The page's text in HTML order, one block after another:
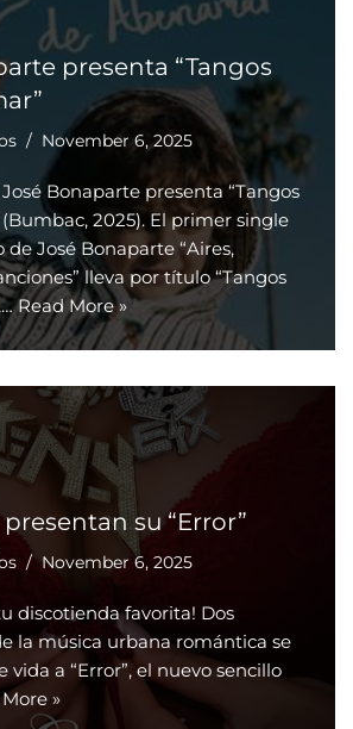
presenta “Tangos
November 6, 2025
Bonaparte presenta “Tangos
2025). El primer single
de José Bonaparte “Aires,
lleva por título “Tangos
Read More »
presentan su “Error”
November 6, 2025
discotienda favorita! Dos
la música urbana romántica se
vida a “Error”, el nuevo sencillo
»